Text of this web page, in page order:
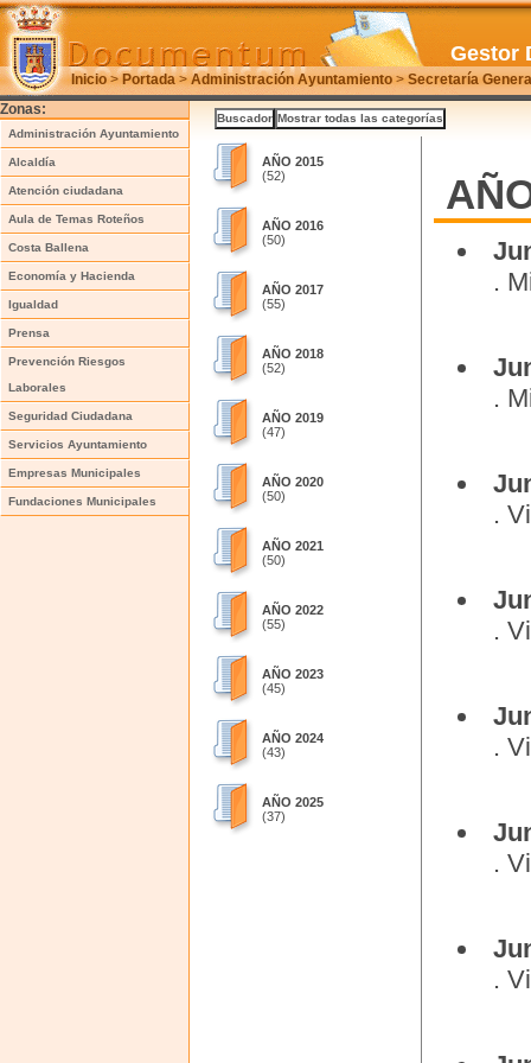
Inicio>Portada>Administración Ayuntamiento>Secretaría
Gestor
Zonas:
Administración Ayuntamiento
Alcaldía
Atención ciudadana
Aula de Temas Roteños
Costa Ballena
Economía y Hacienda
Igualdad
Prensa
Prevención Riesgos
Laborales
Seguridad Ciudadana
Servicios Ayuntamiento
Empresas Municipales
Fundaciones Municipales
AÑO 2015
(52)
AÑO 2016
(50)
AÑO 2017
(55)
AÑO 2018
(52)
AÑO 2019
(47)
AÑO 2020
(50)
AÑO 2021
(50)
AÑO 2022
(55)
AÑO 2023
(45)
AÑO 2024
(43)
AÑO 2025
(37)
.
.
.
.
.
.
.